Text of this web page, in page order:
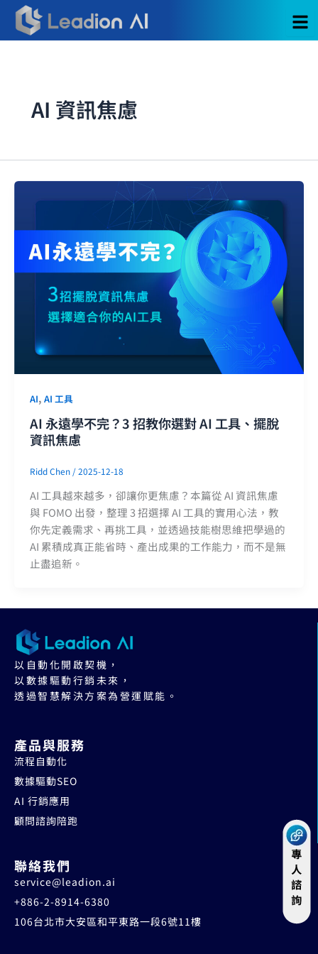
主
AI 資訊焦慮
AI, AI 工具
AI 永遠學不完？3 招教你選對 AI 工具、擺脫
資訊焦慮
Ridd Chen /2025-12-18
AI 工具越來越多，卻讓你更焦慮？本篇從 AI 資訊焦慮
與 FOMO 出發，整理 3 招選擇 AI 工具的實用心法，教
你先定義需求、再挑工具，並透過技能樹思維把學過的
AI 累積成真正能省時、產出成果的工作能力，而不是無
止盡追新。
以自動化開啟契機，
以數據驅動行銷未來，
透過智慧解決方案為營運賦能。
產品與服務
流程自動化
數據驅動SEO
AI 行銷應用
顧問諮詢陪跑
聯絡我們
service@leadion.ai
+886-2-8914-6380
106台北市大安區和平東路一段6號11樓